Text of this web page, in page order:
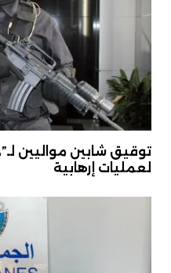
توقيق شابين مواليين
لعمليات إرهابية